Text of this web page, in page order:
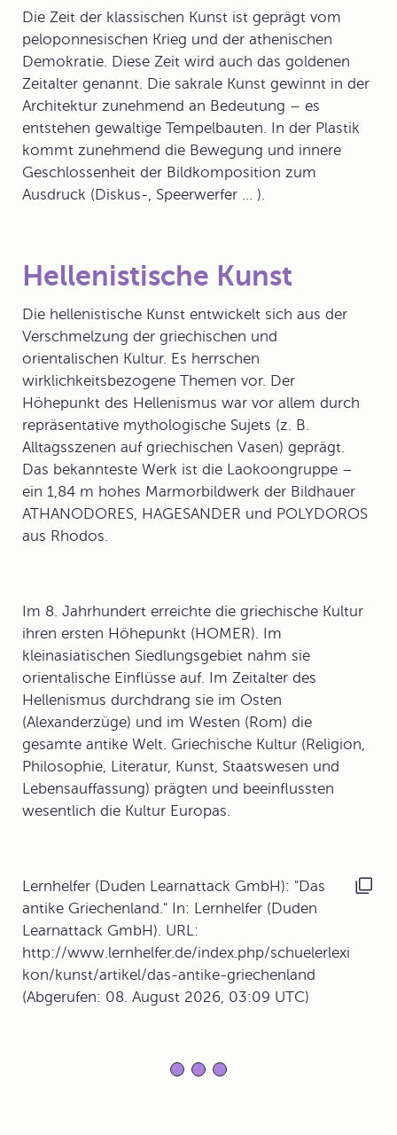
Die Zeit der klassischen Kunst ist geprägt vom
peloponnesischen Krieg und der athenischen
Demokratie. Diese Zeit wird auch das goldenen
Zeitalter genannt. Die sakrale Kunst gewinnt in der
Architektur zunehmend an Bedeutung – es
entstehen gewaltige Tempelbauten. In der Plastik
kommt zunehmend die Bewegung und innere
Geschlossenheit der Bildkomposition zum
Ausdruck (Diskus-, Speerwerfer ... ).
Hellenistische Kunst
Die hellenistische Kunst entwickelt sich aus der
Verschmelzung der griechischen und
orientalischen Kultur. Es herrschen
wirklichkeitsbezogene Themen vor. Der
Höhepunkt des Hellenismus war vor allem durch
repräsentative mythologische Sujets (z. B.
Alltagsszenen auf griechischen Vasen) geprägt.
Das bekannteste Werk ist die Laokoongruppe –
ein 1,84 m hohes Marmorbildwerk der Bildhauer
ATHANODORES, HAGESANDER und POLYDOROS
aus Rhodos.
Im 8. Jahrhundert erreichte die griechische Kultur
ihren ersten Höhepunkt (HOMER). Im
kleinasiatischen Siedlungsgebiet nahm sie
orientalische Einflüsse auf. Im Zeitalter des
Hellenismus durchdrang sie im Osten
(Alexanderzüge) und im Westen (Rom) die
gesamte antike Welt. Griechische Kultur (Religion,
Philosophie, Literatur, Kunst, Staatswesen und
Lebensauffassung) prägten und beeinflussten
wesentlich die Kultur Europas.
Lernhelfer (Duden Learnattack GmbH): "Das
antike Griechenland." In: Lernhelfer (Duden
Learnattack GmbH). URL:
http://www.lernhelfer.de/index.php/schuelerlexi
kon/kunst/artikel/das-antike-griechenland
(Abgerufen: 08. August 2026, 03:09 UTC)